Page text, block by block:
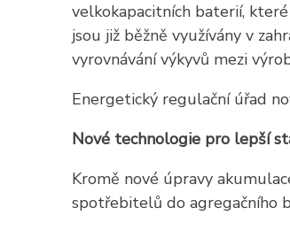
velkokapacitních baterií,
jsou již běžně využívány v
vyrovnávání výkyvů mezi
Energetický regulační úřad
Nové technologie pro lepší
Kromě nové úpravy
spotřebitelů do agregačního